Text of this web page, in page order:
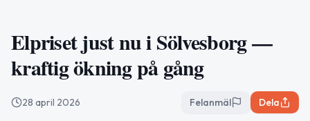
Elpriset just nu i Sölvesborg —
kraftig ökning på gång
28 april 2026 Felanmäl Dela